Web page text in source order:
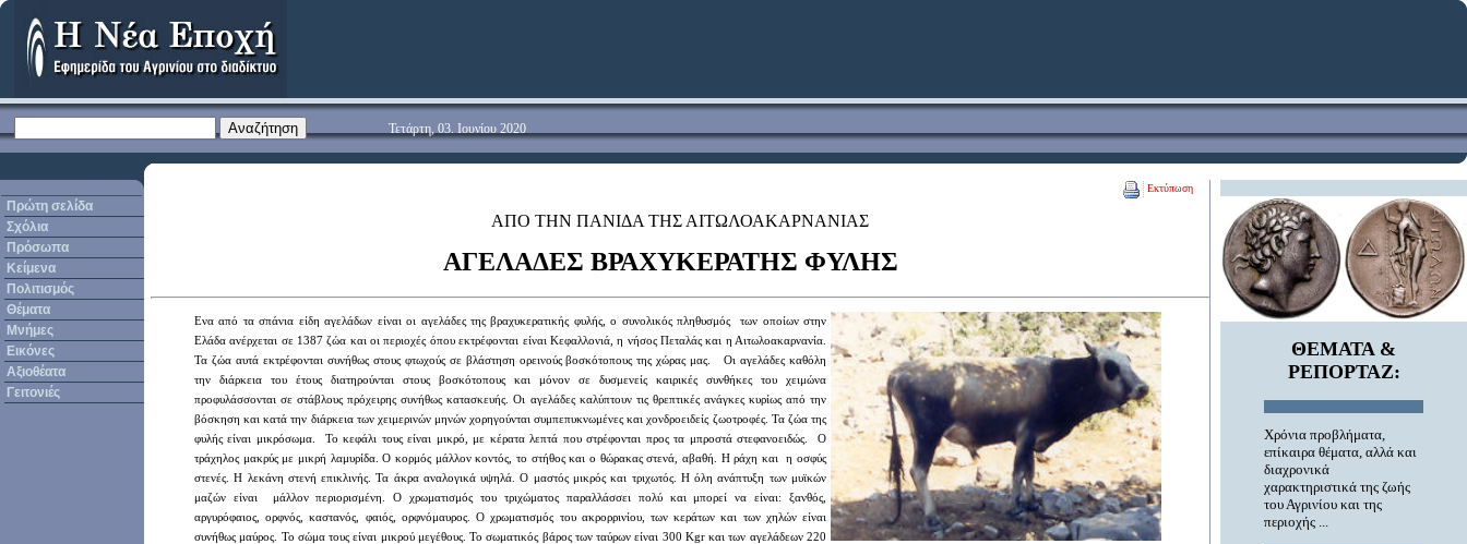
Τετάρτη, 03. Ιουνίου 2020
Πρώτη σελίδα
Σχόλια
Πρόσωπα
Κείμενα
Πολιτισμός
Θέματα
Μνήμες
Εικόνες
Αξιοθέατα
Γειτονιές
Εκτύπωση
ΑΠΟ ΤΗΝ ΠΑΝΙΔΑ ΤΗΣ ΑΙΤΩΛΟΑΚΑΡΝΑΝΙΑΣ
ΑΓΕΛΑΔΕΣ ΒΡΑΧΥΚΕΡΑΤΗΣ ΦΥΛΗΣ
Ενα από τα σπάνια είδη αγελάδων είναι οι αγελάδες τηςβραχυκερατικής φυλής, ο συνολικός πληθυσμός
των οποίων στην
Ελάδα ανέρχεται σε 1387 ζώα καιοιπεριοχές όπου εκτρέφονται είναι Κεφαλλονιά,η νήσος Πεταλάς και η Αιτωλοακαρνανία
Τα ζώα αυτά εκτρέφονται συνήθως στους φτωχούς σε βλάστηση ορεινούς βοσκότοπους της χώρας μας. Οι αγελάδες καθόλη
την διάρκεια του έτους διατηρούνται στους βοσκότοπους και μόνον σε δυσμενείς καιρικές συνθήκες του χειμώνα
προφυλάσσονται σε στάβλους πρόχειρης συνήθως κατασκευής. Οι αγελάδες καλύπτουν τις θρεπτικές ανάγκες κυρίως από την
βόσκηση και κατά την διάρκεια των χειμερινών μηνών χορηγούνται συμπεπυκνωμένες και χονδροειδείς ζωοτροφές. Τα ζώα της
φυλής είναι μικρόσωμα. Το κεφάλι τους είναι μικρό, με κέρατα λεπτά που στρέφονται προς τα μπροστά στεφανοειδώς. Ο
τράχηλος μακρύς με μικρή λαμυρίδα. Ο κορμός μάλλον κοντός, το στήθος και ο θώρακας στενά, αβαθή. Η ράχη και η οσφύς
στενές. Η λεκάνη στενή επικλινής. Τα άκρα αναλογικά υψηλά. Ο μαστός μικρός και τριχωτός. Η όλη ανάπτυξη των μυϊκών
μαζών είναι μάλλον περιορισμένη. Ο χρωματισμός του τριχώματος παραλλάσσει πολύ και μπορεί να είναι: ξανθός,
αργυρόφαιος, ορφνός, καστανός, φαιός, ορφνόμαυρος. Ο χρωματισμός του ακρορρινίου, των κεράτων και των χηλών είναι
συνήθως μαύρος. Το σώμα τους είναι μικρού μεγέθους. Το σωματικός βάρος των ταύρων είναι 300 Kgrκαι των αγελάδεων 220
ΘΕΜΑΤΑ &
ΡΕΠΟΡΤΑΖ:
Χρόνια προβλήματα,
επίκαιρα θέματα, αλλά και
διαχρονικά
χαρακτηριστικά της ζωής
του Αγρινίου και της
περιοχής ...